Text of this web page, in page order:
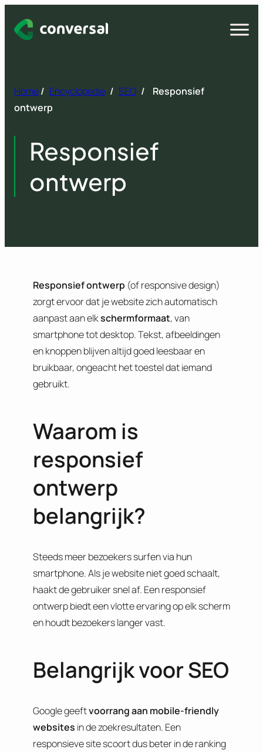
naar
Open
Home/ Encyclopedie / SEO /
Responsief
ontwerp
Responsief
ontwerp
Responsiefontwerp (of responsivedesign)
zorgt ervoor dat je website zich automatisch
aanpast aan elkschermformaat, van
smartphone tot desktop. Tekst, afbeeldingen
en knoppen blijven altijd goed leesbaar en
bruikbaar, ongeacht het toestel dat iemand
gebruikt.
Waarom is
responsief
ontwerp
belangrijk?
Steeds meer bezoekers surfen via hun
smartphone. Als je website niet goed schaalt,
haakt de gebruiker snel af. Een responsief
ontwerp biedt een vlotte ervaring op elk scherm
en houdt bezoekers langer vast.
Belangrijk voor SEO
Google geeftvoorrang aan mobile-friendly
websites in de zoekresultaten. Een
responsieve site scoort dus beter in de ranking